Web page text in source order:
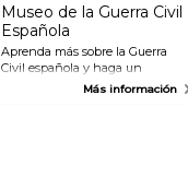
Museo de la Guerra Civil
Española
Aprenda más sobre la Guerra
Civil española y haga un
emotivo viajes a este interesante
Más información